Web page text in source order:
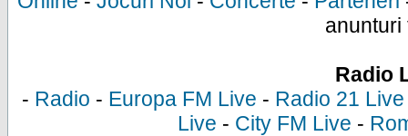
anunturi
Radio
- Radio - Europa FM Live - Radio 21 Live
Live - City FM Live -